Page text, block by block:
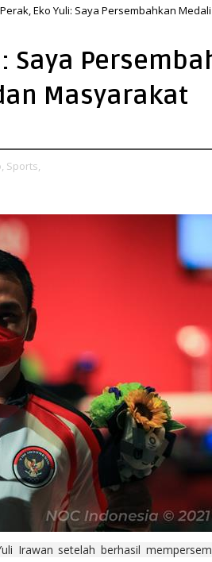
Eko Yuli: Saya Persembahkan
Saya
Masyarakat
Sports,
Irawan setelah berhasil